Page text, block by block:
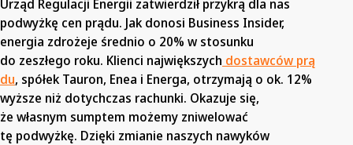
Urząd Regulacji Energii zatwierdził przykrą dla nas
podwyżkę cen prądu. Jak donosi Business Insider,
energia zdrożeje średnio o 20% w stosunku
do zeszłego roku. Klienci największych dostawców prą
du, spółek Tauron, Enea i Energa, otrzymają o ok. 12%
wyższe niż dotychczas rachunki. Okazuje się,
że własnym sumptem możemy zniwelować
tę podwyżkę. Dzięki zmianie naszych nawyków